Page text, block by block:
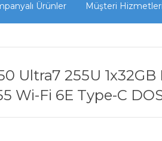
Ürünler Müşteri Hizmetleri
Ultra7 255U
Wi-Fi 6E Type-C